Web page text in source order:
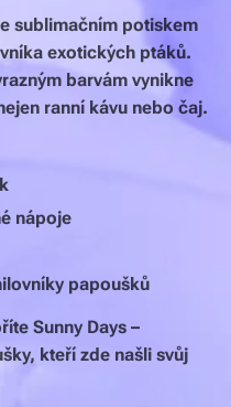
sublimačním potiskem
exotických ptáků.
barvám vynikne
ranní kávu nebo čaj.
nápoje
papoušků
Sunny Days –
kteří zde našli svůj